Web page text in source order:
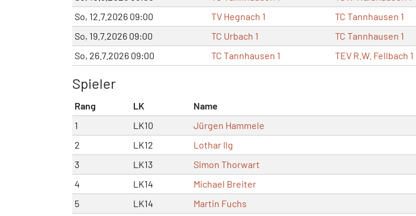
So, 12.7.2026 09:00
TV Hegnach 1 TC Tannhausen 1
So, 19.7.2026 09:00
TC Urbach 1 TC Tannhausen 1
So, 26.7.2026 09:00
TC Tannhausen 1 TEV R.W. Fellbach 1
Spieler
Rang LK Name
1
LK10 Jürgen Hammele
2
LK12 Lothar Ilg
3
LK13 Simon Thorwart
4
LK14 Michael Breiter
5
LK14 Martin Fuchs